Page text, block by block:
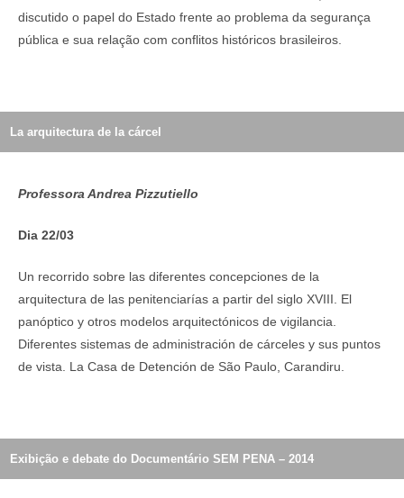
discutido o papel do Estado frente ao problema da segurança
pública e sua relação com conflitos históricos brasileiros.
La arquitectura de la cárcel
Professora Andrea Pizzutiello
Dia 22/03
Un recorrido sobre las diferentes concepciones de la
arquitectura de las penitenciarías a partir del siglo XVIII. El
panóptico y otros modelos arquitectónicos de vigilancia.
Diferentes sistemas de administración de cárceles y sus puntos
de vista. La Casa de Detención de São Paulo, Carandiru.
Exibição e debate do Documentário SEM PENA – 2014